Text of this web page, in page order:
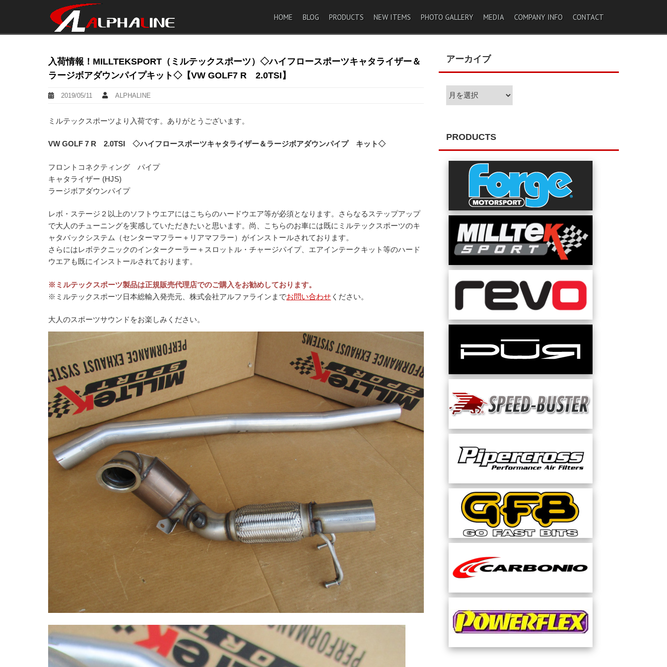
HOME BLOG PRODUCTS NEW ITEMS PHOTO GALLERY MEDIA COMPANY INFO CONTACT
入荷情報！MILLTEKSPORT（ミルテックスポーツ）◇ハイフロースポーツキャタライザー＆
ラージボアダウンパイプキット◇【VW GOLF7 R 2.0TSI】
2019/05/11 ALPHALINE
ミルテックスポーツより入荷です。ありがとうございます。
VW GOLF 7 R 2.0TSI ◇ハイフロースポーツキャタライザー＆ラージボアダウンパイプ キット◇
フロントコネクティング パイプ
キャタライザー (HJS)
ラージボアダウンパイプ
レボ・ステージ２以上のソフトウエアにはこちらのハードウエア等が必須となります。さらなるステップアップ
で大人のチューニングを実感していただきたいと思います。尚、こちらのお車には既にミルテックスポーツのキ
ャタバックシステム（センターマフラー＋リアマフラー）がインストールされております。
さらにはレボテクニックのインタークーラー＋スロットル・チャージパイプ、エアインテークキット等のハード
ウエアも既にインストールされております。
※ミルテックスポーツ製品は正規販売代理店でのご購入をお勧めしております。
※ミルテックスポーツ日本総輸入発売元、株式会社アルファラインまでお問い合わせ ください。
大人のスポーツサウンドをお楽しみください。
アーカイブ
PRODUCTS